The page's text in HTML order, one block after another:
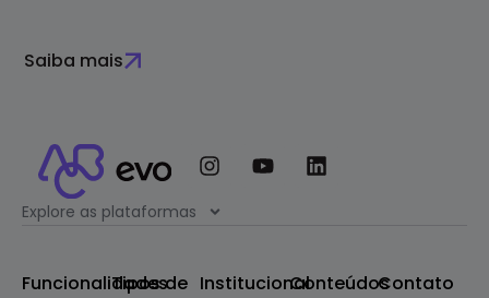
Saiba mais
Explore as plataformas
Funcionalidades
Tipos de InstitucionalConteúdosContato